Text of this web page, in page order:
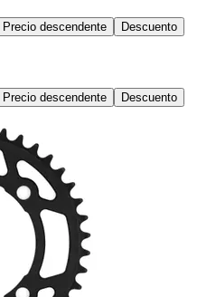
Precio descendente Descuento
Precio descendente Descuento